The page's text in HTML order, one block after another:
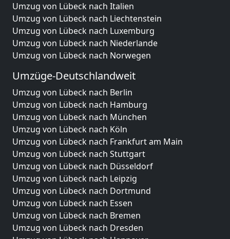
Umzug von Lübeck nach Italien
Umzug von Lübeck nach Liechtenstein
Umzug von Lübeck nach Luxemburg
Umzug von Lübeck nach Niederlande
Umzug von Lübeck nach Norwegen
Umzüge-Deutschlandweit
Umzug von Lübeck nach Berlin
Umzug von Lübeck nach Hamburg
Umzug von Lübeck nach München
Umzug von Lübeck nach Köln
Umzug von Lübeck nach Frankfurt am Main
Umzug von Lübeck nach Stuttgart
Umzug von Lübeck nach Düsseldorf
Umzug von Lübeck nach Leipzig
Umzug von Lübeck nach Dortmund
Umzug von Lübeck nach Essen
Umzug von Lübeck nach Bremen
Umzug von Lübeck nach Dresden